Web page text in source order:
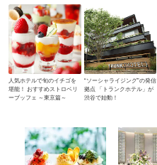
人気ホテルで旬のイチゴを
堪能！ おすすめストロベリ
ーブッフェ ～東京篇～
“ソーシャライジング”の発信
拠点 「トランクホテル」が
渋谷で始動！